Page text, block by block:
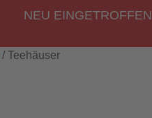
NEU EINGETROFFEN
/ Teehäuser